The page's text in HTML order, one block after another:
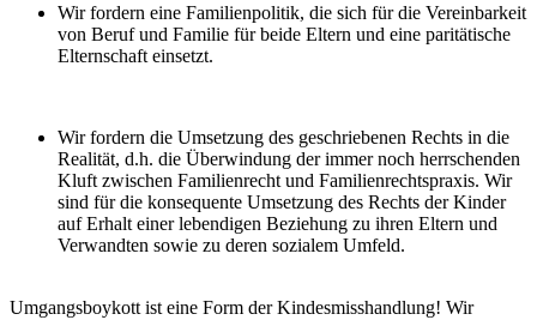
Wir fordern eine Familienpolitik, die sich für die Vereinbarkeit
von Beruf und Familie für beide Eltern und eine paritätische
Elternschaft einsetzt.
Wir fordern die Umsetzung des geschriebenen Rechts in die
Realität, d.h. die Überwindung der immer noch herrschenden
Kluft zwischen Familienrecht und Familienrechtspraxis. Wir
sind für die konsequente Umsetzung des Rechts der Kinder
auf Erhalt einer lebendigen Beziehung zu ihren Eltern und
Verwandten sowie zu deren sozialem Umfeld.
Umgangsboykott ist eine Form der Kindesmisshandlung! Wir